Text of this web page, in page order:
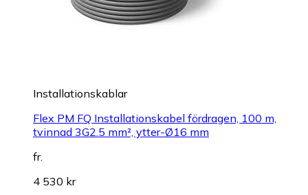
Installationskablar
Flex PM FQ Installationskabel fördragen, 100 m,
tvinnad 3G2.5 mm², ytter-Ø16 mm
fr.
4 530 kr